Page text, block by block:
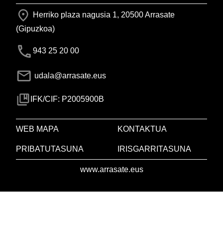
Herriko plaza nagusia 1, 20500 Arrasate
(Gipuzkoa)
943 25 20 00
udala@arrasate.eus
IFK/CIF: P2005900B
WEB MAPA KONTAKTUA
PRIBATUTASUNA IRISGARRITASUNA
www.arrasate.eus